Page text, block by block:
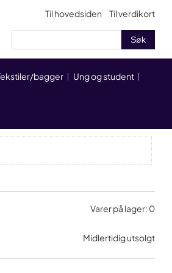
Til hovedsiden Til verdikort
bagger Ung og student
Varer på lager: 0
Midlertidig utsolgt